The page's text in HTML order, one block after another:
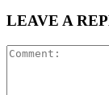
LEAVE A